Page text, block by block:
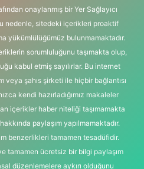
onaylanmış bir Yer Sağlayıcı
nedenle, sitedeki içerikleri proaktif
yükümlülüğümüz bulunmamaktadır.
sorumluluğunu taşımakta olup,
kabul etmiş sayılırlar. Bu internet
veya şahıs şirketi ile hiçbir bağlantısı
kendi hazırladığımız makaleler
içerikler haber niteliği taşımamakta
paylaşım yapılmamaktadır.
benzerlikleri tamamen tesadüfidir.
tamamen ücretsiz bir bilgi paylaşım
düzenlemelere aykırı olduğunu